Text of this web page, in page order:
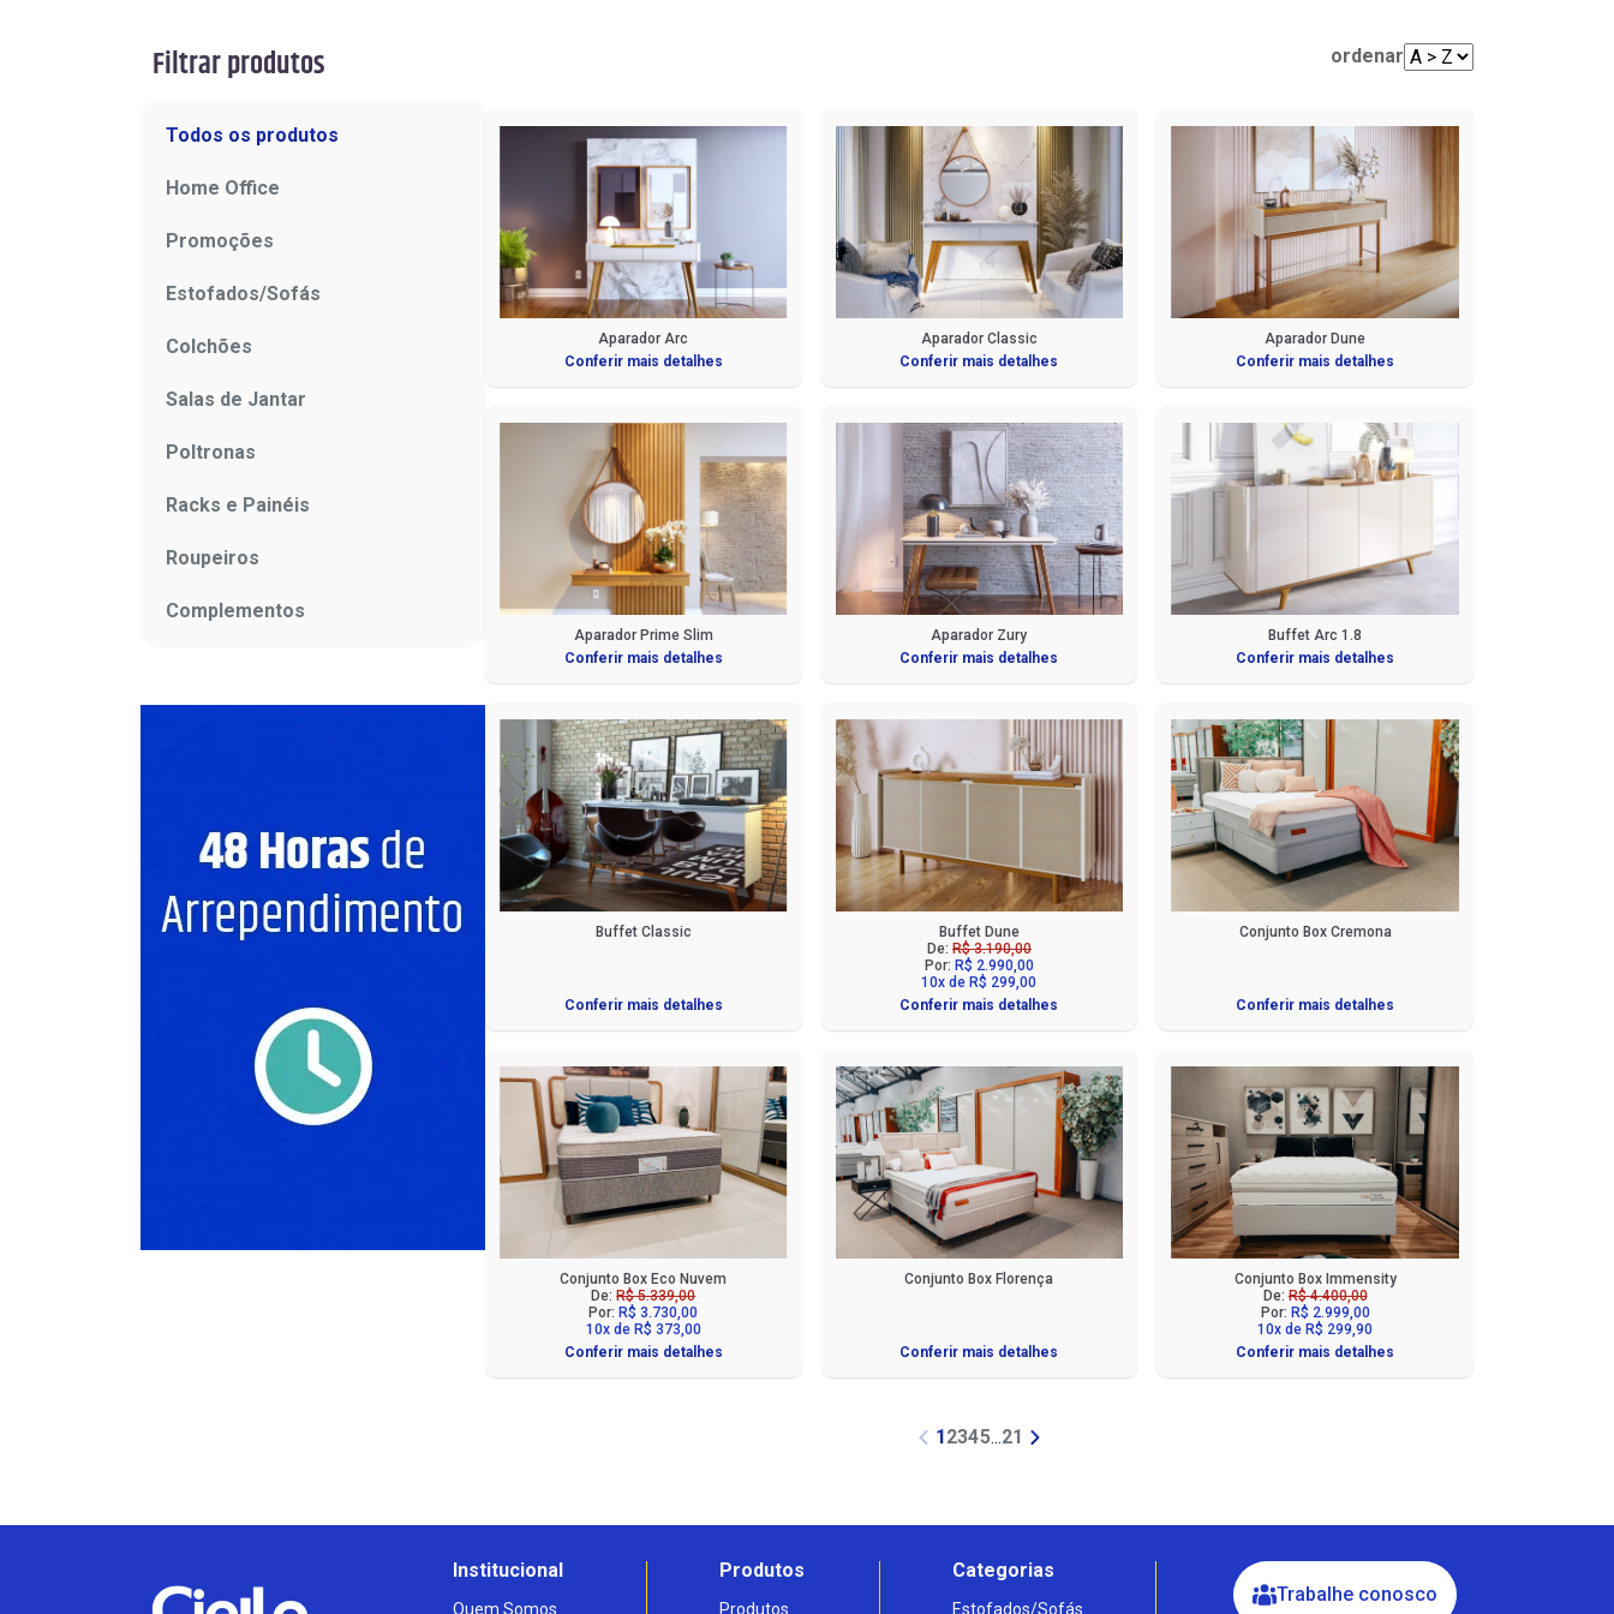
Fale com a Ciello – Móveis &
Sofá de Canto
Sofá com Chaise
Sofá de Couro
Sofá Automatizado
Sofá Orgânico
Filtrar produtos
Todos os produtos
Home Office
Promoções
Estofados/Sofás
Colchões
Salas de Jantar
Poltronas
Racks e Painéis
Roupeiros
Complementos
ordenar
Aparador Arc
Conferir mais detalhes
Aparador Classic
Conferir mais detalhes
Aparador Dune
Conferir mais detalhes
Aparador Prime Slim
Conferir mais detalhes
Aparador Zury
Conferir mais detalhes
Buffet Arc 1.8
Conferir mais detalhes
Buffet Classic
Conferir mais detalhes
Buffet Dune
De: R$ 3.190,00
Por: R$ 2.990,00
10x de R$ 299,00
Conferir mais detalhes
Conjunto Box Cremona
Conferir mais detalhes
Conjunto Box Eco Nuvem
De:R$ 5.339,00
Por: R$ 3.730,00
10x de R$ 373,00
Conferir mais detalhes
Conjunto Box Florença
Conferir mais detalhes
Conjunto Box Immensity
De:R$ 4.400,00
Por: R$ 2.999,00
10x de R$ 299,90
Conferir mais detalhes
12345...21
Institucional
Quem Somos
Produtos
Produtos
Categorias
Estofados/Sofás
Trabalhe conosco